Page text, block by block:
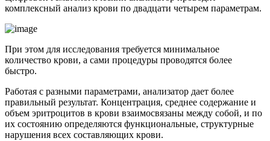
комплексный анализ крови по двадцати четырем параметрам.
При этом для исследования требуется минимальное
количество крови, а сами процедуры проводятся более
быстро.
Работая с разными параметрами, анализатор дает более
правильный результат. Концентрация, среднее содержание и
объем эритроцитов в крови взаимосвязаны между собой, и по
их состоянию определяются функциональные, структурные
нарушения всех составляющих крови.